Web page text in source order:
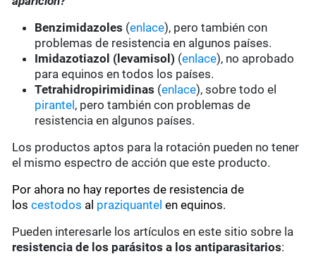
Benzimidazoles (enlace), pero también con
problemas de resistencia en algunos países.
Imidazotiazol (levamisol) (enlace), no aprobado
para equinos en todos los países.
Tetrahidropirimidinas (enlace), sobre todo el
pirantel , pero también con problemas de
resistencia en algunos países.
Los productos aptos para la rotación pueden no tener
el mismo espectro de acción que este producto.
Por ahora no hay reportes de resistencia de
loscestodos al praziquantel en equinos.
Pueden interesarle los artículos en este sitio sobre la
resistencia de los parásitos a los antiparasitarios: